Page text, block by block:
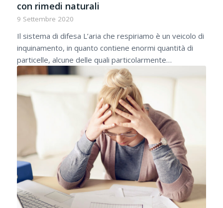
con rimedi naturali
9 Settembre 2020
Il sistema di difesa L’aria che respiriamo è un veicolo di
inquinamento, in quanto contiene enormi quantità di
particelle, alcune delle quali particolarmente…